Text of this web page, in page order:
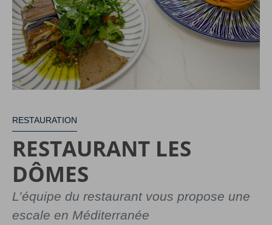
RESTAURATION
RESTAURANT LES
DÔMES
L’équipe du restaurant vous propose une
escale en Méditerranée